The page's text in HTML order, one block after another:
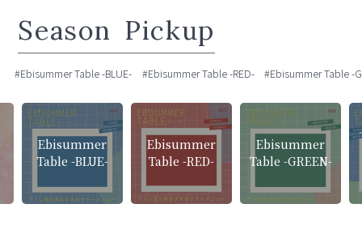
Season Pickup
#Ebisummer Table -BLUE- #Ebisummer Table -RED- #Ebisummer Table -
Ebisummer
Table -BLUE-
Ebisummer
Table -RED-
Ebisummer
Table -GREEN-